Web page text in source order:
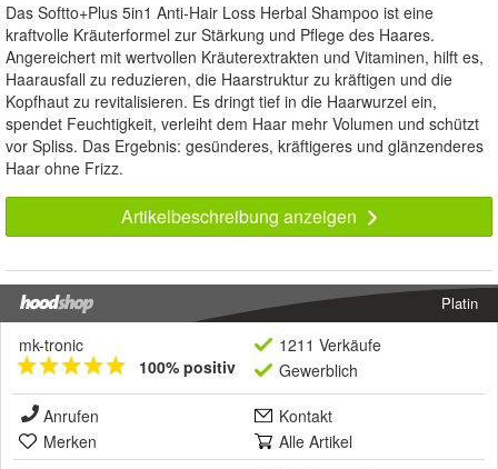
Das Softto+Plus 5in1 Anti-Hair Loss Herbal Shampoo ist eine
kraftvolle Kräuterformel zur Stärkung und Pflege des Haares.
Angereichert mit wertvollen Kräuterextrakten und Vitaminen, hilft es,
Haarausfall zu reduzieren, die Haarstruktur zu kräftigen und die
Kopfhaut zu revitalisieren. Es dringt tief in die Haarwurzel ein,
spendet Feuchtigkeit, verleiht dem Haar mehr Volumen und schützt
vor Spliss. Das Ergebnis: gesünderes, kräftigeres und glänzenderes
Haar ohne Frizz.
Artikelbeschreibung anzeigen
Platin
mk-tronic
100% positiv
1211 Verkäufe
Gewerblich
Anrufen
Kontakt
Merken
Alle Artikel